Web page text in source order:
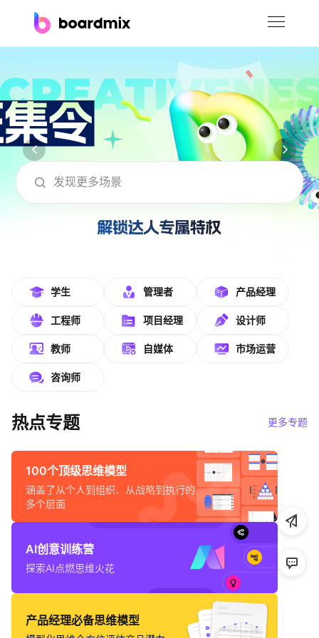
社区资源
下载
会员
企业服务
帮助中心
知识分享社区
boardmix在线模板社区-海量模板免费下
学生 管理者 产品经理
工程师 项目经理 设计师
教师 自媒体 市场运营
咨询师
热点专题 更多专题
100个顶级思维模型
涵盖了从个人到组织、从战略到执行的
多个层面
AI创意训练营
探索AI点燃思维火花
产品经理必备思维模型